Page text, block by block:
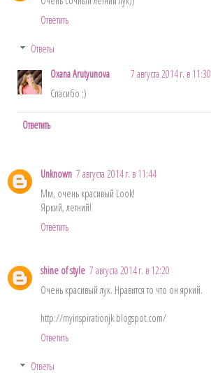
Ответить
Ответы
Oxana Arutyunova
7 августа 2014 г. в 11:30
Спасибо ;)
Ответить
Unknown 7 августа 2014 г. в 11:44
Мм, очень красивый Look!
Яркий, летний!
Ответить
shine of style 7 августа 2014 г. в 12:20
Очень красивый лук. Нравится то что он яркий.
http://myinspirationjk.blogspot.com/
Ответить
Ответы